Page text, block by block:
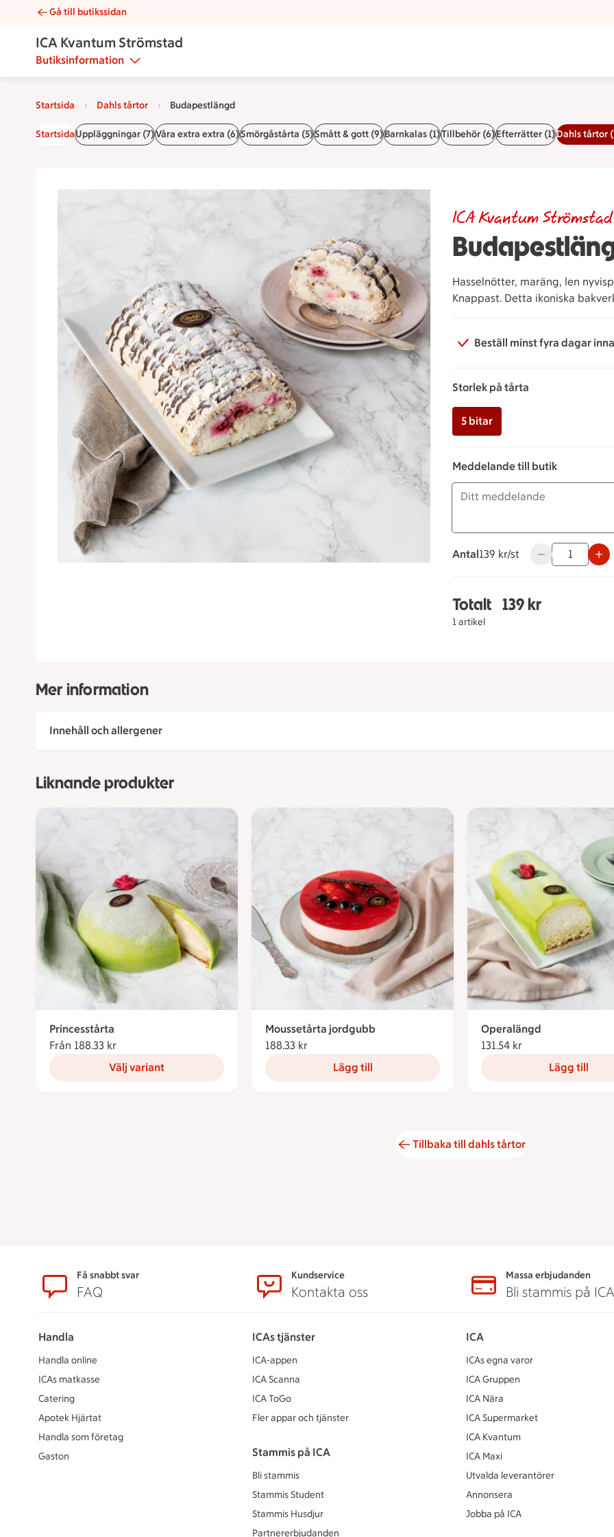
Budapestlängd | Catering ICA Kvantum Strömstad
Gå till butikssidan
ICA Kvantum Strömstad
Butiksinformation
Startsida Dahls tårtor Budapestlängd
StartsidaUppläggningar (7)Våra extra extra (6)Smörgåstårta (5)Smått & gott (9)Barnkalas (1)Tillbehör (6)Efterrätter (1)Dahls tårtor
ICA Kvantum Strömstad
Hasselnötter, maräng, len
Knappast. Detta ikoniska
Beställ minst fyra dagar
Storlek på tårta
5 bitar
Meddelande till butik
Antal
139 kronor styck
139 kr/st Använd
Totalt
1 artikel
Totalt 1 stycken
139 kr
Mer information
Innehåll och allergener
Liknande produkter
Princesstårta
Från 188.33 kr
Välj variant
Moussetårta jordgubb
188.33 kr
Lägg till
Operalängd
131.54 kr
Lägg till
Tillbaka till dahls tårtor
SidfotFå snabbt svar
FAQ
Kundservice
Kontakta oss
Massa erbjudanden
Bli stammis på ICA
Handla
Handla online
ICAs matkasse
Catering
Apotek Hjärtat
Handla som företag
Gaston
ICAs tjänster
ICA-appen
ICA Scanna
ICA ToGo
Fler appar och tjänster
Stammis på ICA
Bli stammis
Stammis Student
Stammis Husdjur
Partnererbjudanden
ICA
ICAs egna varor
ICA Gruppen
ICA Nära
ICA Supermarket
ICA Kvantum
ICA Maxi
Utvalda leverantörer
Annonsera
Jobba på ICA